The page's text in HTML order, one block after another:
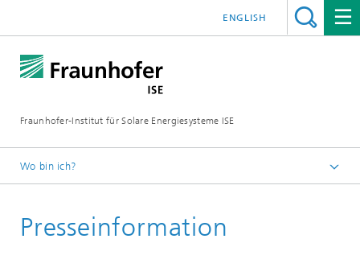
Fraunhofer-Institut für Solare Energiesysteme ISE
ENGLISH
Wo bin ich?
Presseinformation